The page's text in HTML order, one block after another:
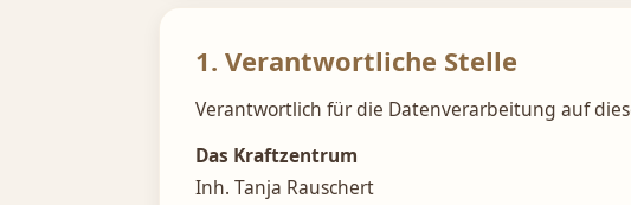
1. Verantwortliche Stelle
Verantwortlich für die Datenverarbeitung auf
Das Kraftzentrum
Inh. Tanja Rauschert